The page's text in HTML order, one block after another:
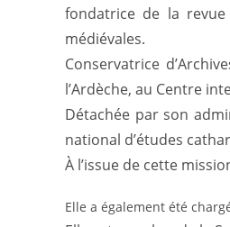
fondatrice de la revue
médiévales.
Conservatrice
l’Ardèche, au Centre
Détachée par son
national d’études
À l’issue de cette
Elle a également été